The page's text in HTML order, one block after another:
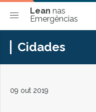
Lean nas
Emergências
Cidades
09 out 2019